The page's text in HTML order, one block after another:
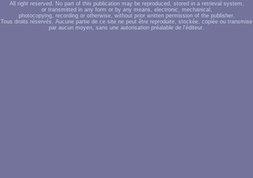
All right reserved. No part of this publication may be reproduced, stored in a retrieval system,
or transmitted in any form or by any means, electronic, mechanical,
photocopying, recording or otherwise, without prior written permission of the publisher.
Tous droits réservés. Aucune partie de ce site ne peut être reproduite, stockée, copiée ou transmise
par aucun moyen, sans une autorisation préalable de l'éditeur.